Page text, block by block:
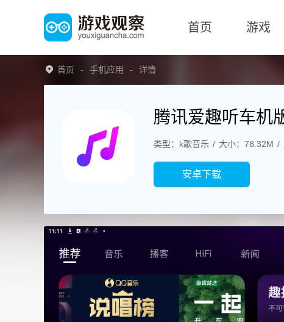
首页 游戏
首页 手机应用 详情
腾讯爱趣听车机
类型：k歌音乐 大小：78.32M
安卓下载